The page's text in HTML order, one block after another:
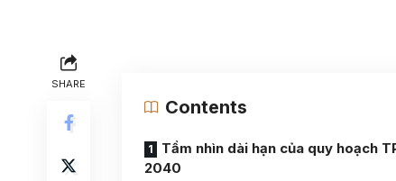
SHARE
Contents
Tầm nhìn dài hạn của quy hoạch
2040